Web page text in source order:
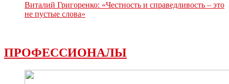
Виталий Григоренко: «Честность и справедливость – это
не пустые слова»
ПРОФЕССИОНАЛЫ